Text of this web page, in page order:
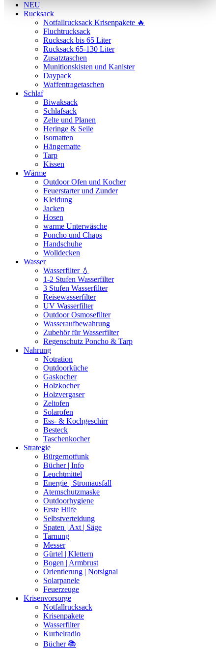
NEU
Rucksack
Notfallrucksack Krisenpakete 🔥
Fluchtrucksack
Rucksack bis 65 Liter
Rucksack 65-130 Liter
Zusatztaschen
Munitionskisten und Kanister
Daypack
Waffentragetaschen
Schlaf
Biwaksack
Schlafsack
Zelte und Planen
Heringe & Seile
Isomatten
Hängematte
Tarp
Kissen
Wärme
Outdoor Ofen und Kocher
Feuerstarter und Zunder
Kleidung
Jacken
Hosen
warme Unterwäsche
Poncho und Chaps
Handschuhe
Wolldecken
Wasser
Wasserfilter 💧
1-2 Stufen Wasserfilter
3 Stufen Wasserfilter
Reisewasserfilter
UV Wasserfilter
Outdoor Osmosefilter
Wasseraufbewahrung
Zubehör für Wasserfilter
Regenschutz Poncho & Tarp
Nahrung
Notration
Outdoorküche
Gaskocher
Holzkocher
Holzvergaser
Zeltofen
Solarofen
Ess- & Kochgeschirr
Besteck
Taschenkocher
Strategie
Bürgernotfunk
Bücher | Info
Leuchtmittel
Energie | Stromausfall
Atemschutzmaske
Outdoorhygiene
Erste Hilfe
Selbstverteidung
Spaten | Axt | Säge
Tarnung
Messer
Gürtel | Klettern
Bogen | Armbrust
Orientierung | Notsignal
Solarpanele
Feuerzeuge
Krisenvorsorge
Notfallrucksack
Krisenpakete
Wasserfilter
Kurbelradio
Bücher 📚